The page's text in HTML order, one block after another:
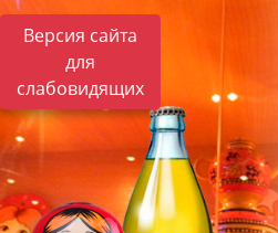
Версия сайта
для
слабовидящих